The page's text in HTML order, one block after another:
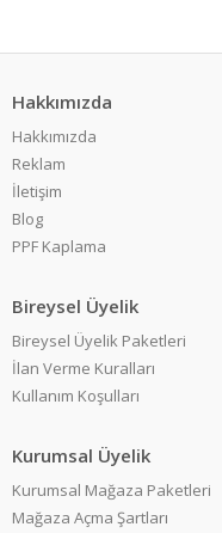
Hakkımızda
Hakkımızda
Reklam
İletişim
Blog
PPF Kaplama
Bireysel Üyelik
Bireysel Üyelik Paketleri
İlan Verme Kuralları
Kullanım Koşulları
Kurumsal Üyelik
Kurumsal Mağaza Paketleri
Mağaza Açma Şartları